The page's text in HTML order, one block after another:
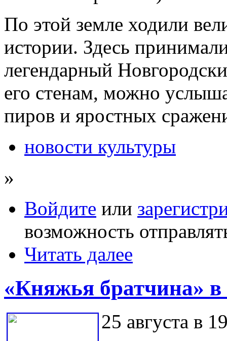
По этой земле ходили
истории. Здесь
легендарный
его стенам, можно
пиров и яростных
новости культуры
»
Войдите или
возможность
Читать далее
«Княжья братчина»
25 августа в